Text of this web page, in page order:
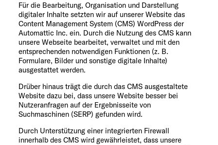
Für die Bearbeitung, Organisation und Darstellung
digitaler Inhalte setzten wir auf unserer Website das
Content Management System (CMS) WordPress der
Automattic Inc. ein. Durch die Nutzung des CMS kann
unsere Webseite bearbeitet, verwaltet und mit den
entsprechenden notwendigen Funktionen (z. B.
Formulare, Bilder und sonstige digitale Inhalte)
ausgestattet werden.
Drüber hinaus trägt die durch das CMS ausgestaltete
Website dazu bei, dass unsere Website besser bei
Nutzeranfragen auf der Ergebnisseite von
Suchmaschinen (SERP) gefunden wird.
Durch Unterstützung einer integrierten Firewall
innerhalb des CMS wird gewährleistet, dass unsere